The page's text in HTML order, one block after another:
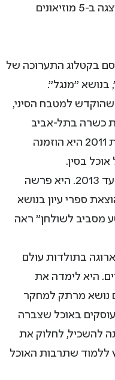
אוכל לתלמידי תיכון (התערוכה הוצגה ב-5 מוזיאונים
בקטלוג התערוכה של
בנושא "מנגל".
למטבח הסיני,
כשרה בתל-אביב
שבעליה הם יהודים ילידי סין. בשנת 2011 היא הוזמנה
בסין.
למדני המשיכה לכתוב ב"לאישה" עד 2013. היא פרשה
ספרי עיון בנושא
מסביב לשולחן" ראה
בתולדות עולם
היא לימדה את
נושא מרתק למחקר
באוכל שצברה
להשכיל, לחלוק את
שתרבות האוכל